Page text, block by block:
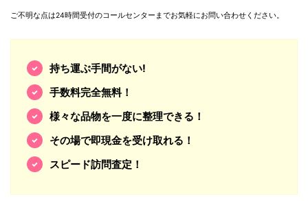
ご不明な点は24時間受付のコールセンターまでお気軽にお問い合わせください。
持ち運ぶ手間がない!
手数料完全無料！
様々な品物を一度に整理できる！
その場で即現金を受け取れる！
スピード訪問査定！